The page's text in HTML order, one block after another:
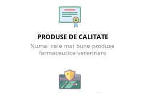
PRODUSE DE CALITATE
Numai cele mai bune produse
farmaceutice veterinare